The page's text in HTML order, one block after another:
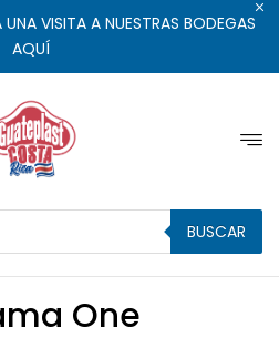
VISITA A NUESTRAS BODEGAS
AQUÍ
BUSCAR
One